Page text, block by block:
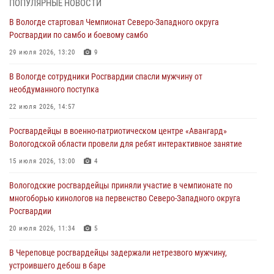
02 августа 2026, 10:37
Росгвардейцы в г. Соколе задержали несовершеннолетнего
31 июля 2026, 06:43
В Вологде стартовал Чемпионат Северо-Западного округа
29 июля 2026, 13:20
В Вологде росгвардейцы задержали мужчину, подозреваемого в
29 июля 2026, 09:08
ПОПУЛЯРНЫЕ НОВОСТИ
В Вологде стартовал Чемпионат Северо-Западного округа
Росгвардии по самбо и боевому самбо
29 июля 2026, 13:20 9
В Вологде сотрудники Росгвардии спасли мужчину от
необдуманного поступка
22 июля 2026, 14:57
Росгвардейцы в военно-патриотическом центре «Авангард»
Вологодской области провели для ребят интерактивное занятие
15 июля 2026, 13:00 4
Вологодские росгвардейцы приняли участие в чемпионате по
многоборью кинологов на первенство Северо-Западного округа
Росгвардии
20 июля 2026, 11:34 5
В Череповце росгвардейцы задержали нетрезвого мужчину,
устроившего дебош в баре